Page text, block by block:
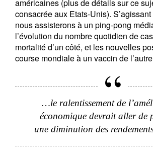
américaines (plus de détails sur ce
consacrée aux Etats-Unis).
nous assisterons à un ping-pong
l’évolution du nombre quotidien de
mortalité d’un côté, et les nouvelles
course mondiale à un vaccin de
…le ralentissement de
économique devrait aller de
une diminution des